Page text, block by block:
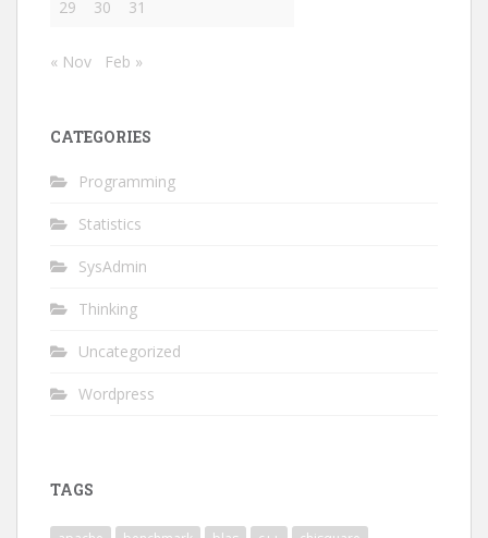
29
30 31
« Nov Feb »
CATEGORIES
Programming
Statistics
SysAdmin
Thinking
Uncategorized
Wordpress
TAGS